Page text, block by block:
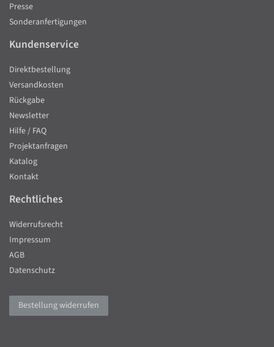
Presse
Sonderanfertigungen
Kundenservice
Direktbestellung
Versandkosten
Rückgabe
Newsletter
Hilfe / FAQ
Projektanfragen
Katalog
Kontakt
Rechtliches
Widerrufsrecht
Impressum
AGB
Datenschutz
Bestellung widerrufen